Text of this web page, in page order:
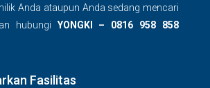
Anda ataupun Anda sedang mencari
hubungi YONGKI – 0816 958 858
Fasilitas